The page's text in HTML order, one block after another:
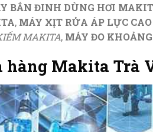
BẮN ĐINH DÙNG HƠI
, MÁY XỊT RỬA ÁP LỰC
MAKITA, MÁY ĐO
hàng Makita Trà